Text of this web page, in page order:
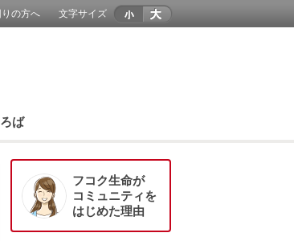
りの方へ 文字サイズ
ば
フコク生命が
コミュニティを
はじめた理由